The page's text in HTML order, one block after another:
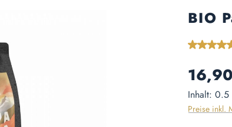
BIO
Regulärer
Inhalt: 0.5
Preise inkl.